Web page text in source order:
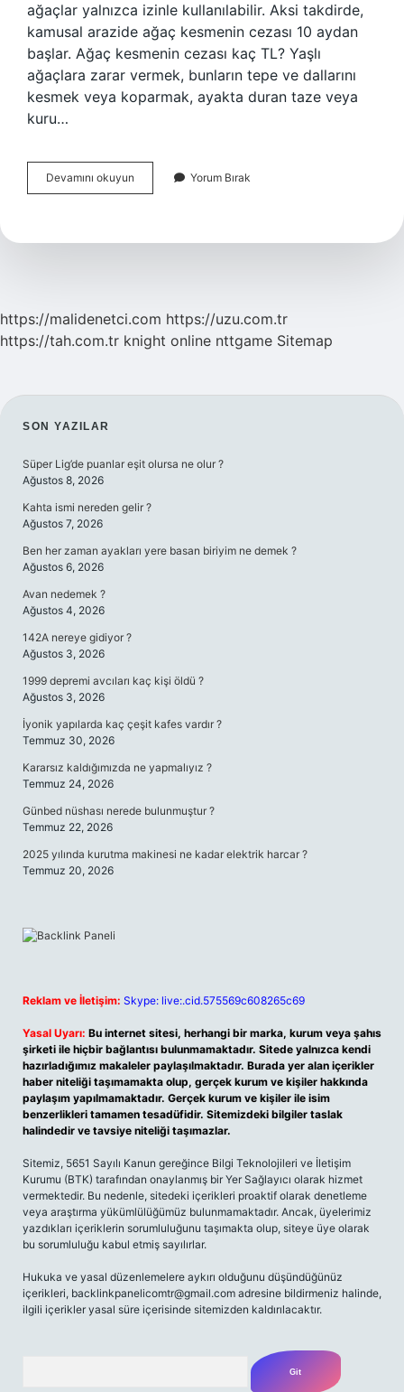
ağaçlar yalnızca izinle kullanılabilir. Aksi takdirde,
kamusal arazide ağaç kesmenin cezası 10 aydan
başlar. Ağaç kesmenin cezası kaç TL? Yaşlı
ağaçlara zarar vermek, bunların tepe ve dallarını
kesmek veya koparmak, ayakta duran taze veya
kuru…
Devamını okuyun
Ağaç
Şikayet
Yorum Bırak
https://malidenetci.com https://uzu.com.tr
https://tah.com.tr knight online nttgame Sitemap
SIDEBAR
SON YAZILAR
Süper Lig’de puanlar eşit olursa ne olur ?
Ağustos 8, 2026
Kahta ismi nereden gelir ?
Ağustos 7, 2026
Ben her zaman ayakları yere basan biriyim ne demek ?
Ağustos 6, 2026
Avan nedemek ?
Ağustos 4, 2026
142A nereye gidiyor ?
Ağustos 3, 2026
1999 depremi avcıları kaç kişi öldü ?
Ağustos 3, 2026
İyonik yapılarda kaç çeşit kafes vardır ?
Temmuz 30, 2026
Kararsız kaldığımızda ne yapmalıyız ?
Temmuz 24, 2026
Günbed nüshası nerede bulunmuştur ?
Temmuz 22, 2026
2025 yılında kurutma makinesi ne kadar elektrik harcar ?
Temmuz 20, 2026
Reklam ve İletişim: Skype: live:.cid.575569c608265c69
Yasal Uyarı: Bu internet sitesi, herhangi bir marka, kurum veya şahıs
şirketi ile hiçbir bağlantısı bulunmamaktadır. Sitede yalnızca kendi
hazırladığımız makaleler paylaşılmaktadır. Burada yer alan içerikler
haber niteliği taşımamakta olup, gerçek kurum ve kişiler hakkında
paylaşım yapılmamaktadır. Gerçek kurum ve kişiler ile isim
benzerlikleri tamamen tesadüfidir. Sitemizdeki bilgiler taslak
halindedir ve tavsiye niteliği taşımazlar.
Sitemiz, 5651 Sayılı Kanun gereğince Bilgi Teknolojileri ve İletişim
Kurumu (BTK) tarafından onaylanmış bir Yer Sağlayıcı olarak hizmet
vermektedir. Bu nedenle, sitedeki içerikleri proaktif olarak denetleme
veya araştırma yükümlülüğümüz bulunmamaktadır. Ancak, üyelerimiz
yazdıkları içeriklerin sorumluluğunu taşımakta olup, siteye üye olarak
bu sorumluluğu kabul etmiş sayılırlar.
Hukuka ve yasal düzenlemelere aykırı olduğunu düşündüğünüz
içerikleri, backlinkpanelicomtr@gmail.com adresine bildirmeniz halinde,
ilgili içerikler yasal süre içerisinde sitemizden kaldırılacaktır.